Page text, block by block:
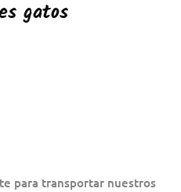
gatos
para transportar nuestros